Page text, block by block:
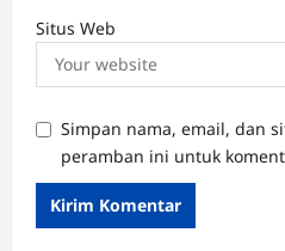
Situs Web
Simpan nama, email, dan
peramban ini untuk